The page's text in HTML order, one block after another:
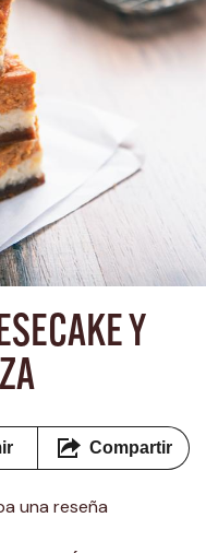
Y
Compartir
una reseña